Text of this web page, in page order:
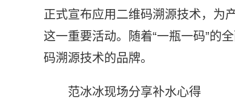
正式宣布应用二维码溯源技术，为
这一重要活动。随着“一瓶一码”的
码溯源技术的品牌。
范冰冰现场分享补水心得